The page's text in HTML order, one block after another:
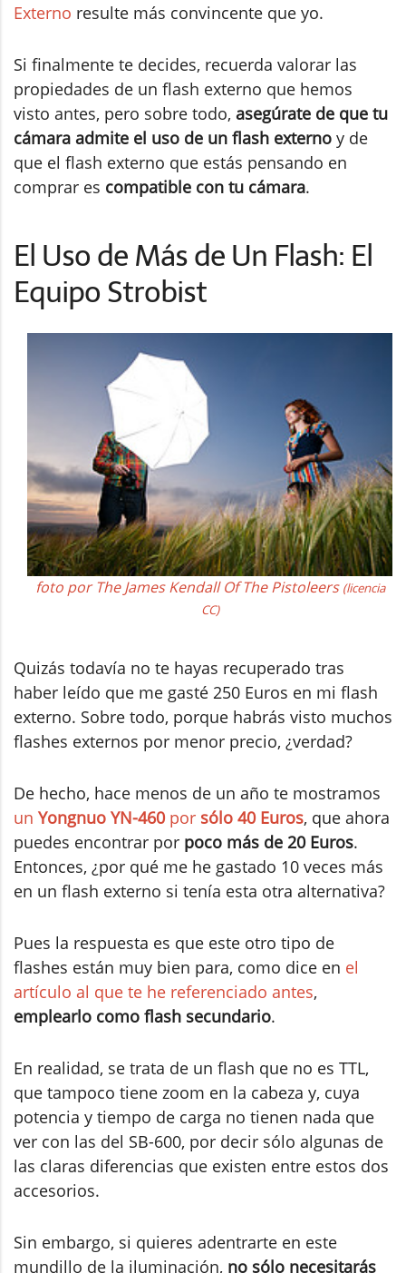
Externo resulte más convincente que yo.
Si finalmente te decides, recuerda valorar las
propiedades de un flash externo que hemos
visto antes, pero sobre todo, asegúrate de que tu
cámara admite el uso de un flash externo y de
que el flash externo que estás pensando en
comprar es compatible con tu cámara.
El Uso de Más de Un Flash: El
Equipo Strobist
foto por The James Kendall Of The Pistoleers (licencia
CC)
Quizás todavía no te hayas recuperado tras
haber leído que me gasté 250 Euros en mi flash
externo. Sobre todo, porque habrás visto muchos
flashes externos por menor precio, ¿verdad?
De hecho, hace menos de un año te mostramos
un Yongnuo YN-460por sólo 40 Euros, que ahora
puedes encontrar por poco más de 20 Euros.
Entonces, ¿por qué me he gastado 10 veces más
en un flash externo si tenía esta otra alternativa?
Pues la respuesta es que este otro tipo de
flashes están muy bien para, como dice en el
artículo al que te he referenciado antes,
emplearlo como flash secundario.
En realidad, se trata de un flash que no es TTL,
que tampoco tiene zoom en la cabeza y, cuya
potencia y tiempo de carga no tienen nada que
ver con las del SB-600, por decir sólo algunas de
las claras diferencias que existen entre estos dos
accesorios.
Sin embargo, si quieres adentrarte en este
mundillo de la iluminación, no sólo necesitarás